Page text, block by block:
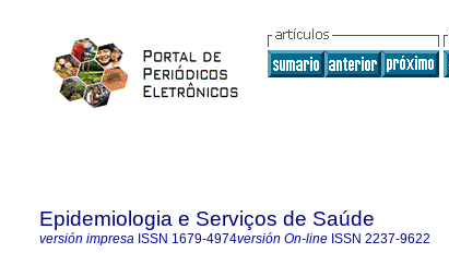
Epidemiologia e Serviços de Saúde
versión impresa ISSN 1679-4974versión On-line ISSN 2237-9622